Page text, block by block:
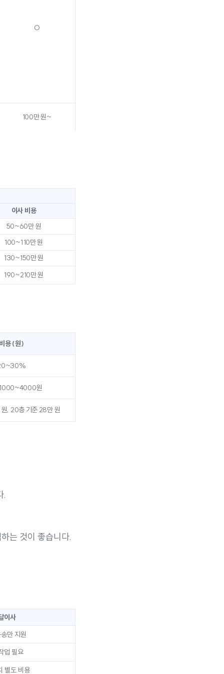
O
100만 원~
이사 비용
50~60만 원
100~110만 원
130~150만 원
190~210만 원
용 (원)
원
, 20층 기준 28만 원
.
는 것이 좋습니다.
이사
만 지원
업 필요
별도 비용